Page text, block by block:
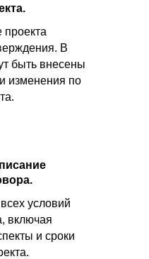
проекта
В
быть внесены
изменения по
условий
включая
и сроки